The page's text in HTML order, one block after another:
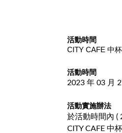
活動時間
CITY CAFE 中
活動時間
2023 年 03 月
活動實施辦法
於活動時間內 (
CITY CAFE 中